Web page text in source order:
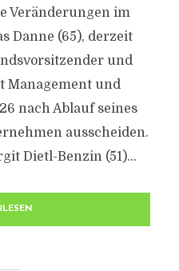
Veränderungen im
Danne (65), derzeit
und
Management und
nach Ablauf seines
ausscheiden.
Dietl-Benzin (51)...